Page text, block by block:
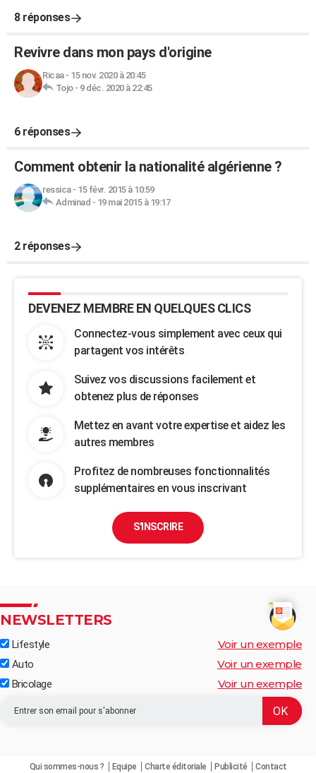
8 réponses
Revivre dans mon pays d'origine
Ricaa- 15 nov. 2020 à 20:45
Tojo- 9 déc. 2020 à 22:45
6 réponses
Comment obtenir la nationalité algérienne ?
ressica- 15 févr. 2015 à 10:59
Adminad - 19 mai 2015 à 19:17
2 réponses
DEVENEZ MEMBRE EN QUELQUES CLICS
Connectez-vous simplement avec ceux qui
partagent vos intérêts
Suivez vos discussions facilement et
obtenez plus de réponses
Mettez en avant votre expertise et aidez les
autres membres
Profitez de nombreuses fonctionnalités
supplémentaires en vous inscrivant
S'INSCRIRE
NEWSLETTERS
Lifestyle Voir un exemple
Auto Voir un exemple
Bricolage Voir un exemple
Qui sommes-nous ? Equipe Charte éditoriale Publicité Contact